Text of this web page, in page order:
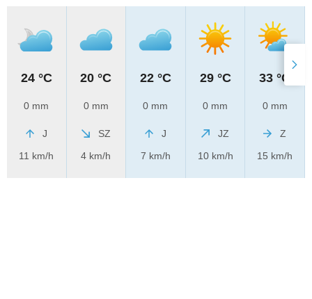
24 °C
0 mm
J
11 km/h
20 °C
0 mm
SZ
4 km/h
22 °C
0 mm
J
7 km/h
29 °C
0 mm
JZ
10 km/h
33 °C
0 mm
Z
15 km/h